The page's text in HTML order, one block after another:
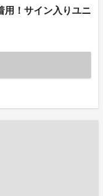
用！サイン入りユニ